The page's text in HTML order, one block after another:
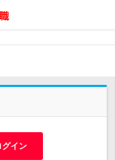
イン